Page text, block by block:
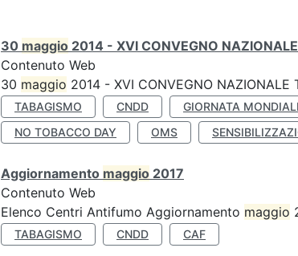
30 maggio 2014 - XVI CONVEGNO
Contenuto Web
30 maggio 2014 - XVI CONVEGNO NAZIONALE
TABAGISMO CNDD GIORNATA
NO TOBACCO DAY
OMS
Aggiornamento maggio 2017
Contenuto Web
Elenco Centri Antifumo Aggiornamento maggio
TABAGISMO CNDD CAF